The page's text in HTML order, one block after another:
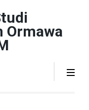
Ormawa